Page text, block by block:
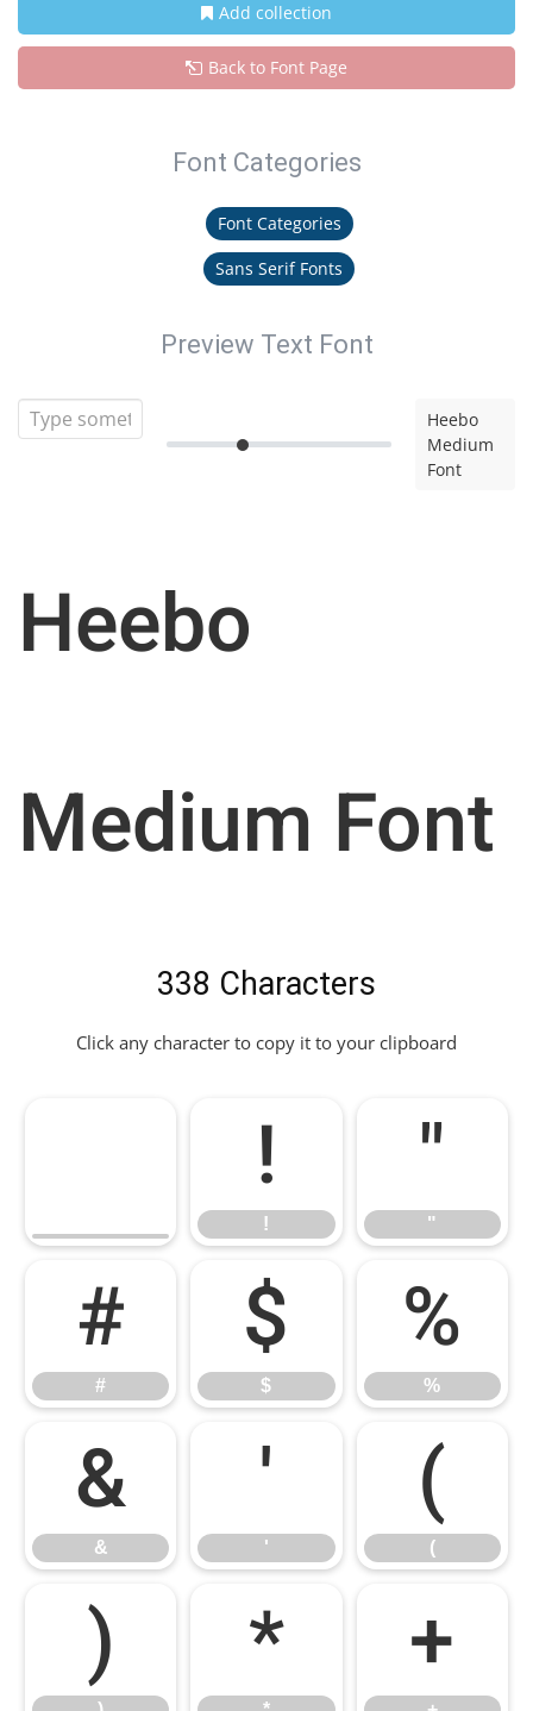
Add collection
Back to Font Page
Font Categories
Font Categories
Sans Serif Fonts
Preview Text Font
Heebo
Medium
Font
Heebo
Medium Font
338 Characters
Click any character to copy it to your clipboard
!
!
"
"
#
#
$
$
%
%
&
&
'
'
(
(
) * +